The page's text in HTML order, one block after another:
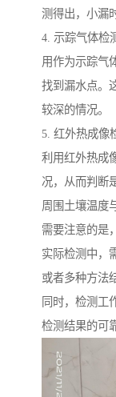
测得出，小漏
4. 示踪气体检
用作为示踪气
找到漏水点。
较深的情况。
5. 红外热成像
利用红外热成
况，从而判断
周围土壤温度
需要注意的是
实际检测中，
或者多种方法
同时，检测工
检测结果的可